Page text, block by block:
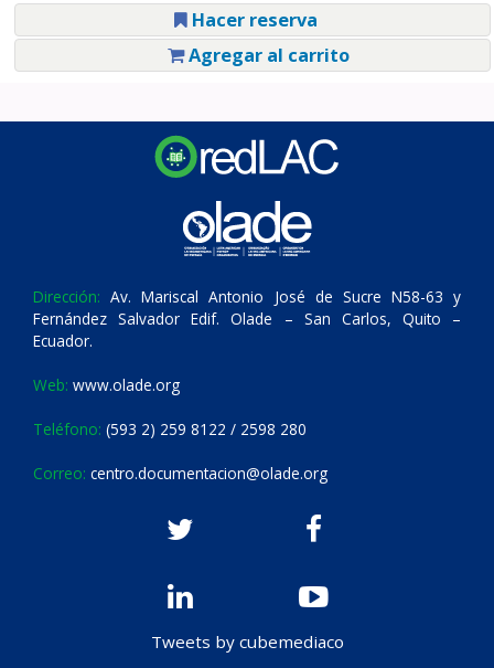
Hacer reserva
Agregar al carrito
Dirección: Av. Mariscal Antonio José de Sucre N58-63 y
Fernández Salvador Edif. Olade – San Carlos, Quito –
Ecuador.
Web: www.olade.org
Teléfono: (593 2) 259 8122 / 2598 280
Correo: centro.documentacion@olade.org
Tweets by cubemediaco